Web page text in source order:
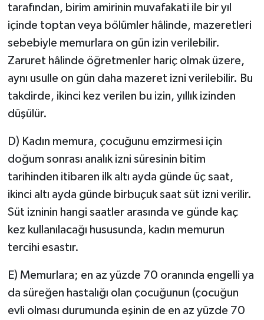
tarafından, birim amirinin muvafakati ile bir yıl
içinde toptan veya bölümler hâlinde, mazeretleri
sebebiyle memurlara on gün izin verilebilir.
Zaruret hâlinde öğretmenler hariç olmak üzere,
aynı usulle on gün daha mazeret izni verilebilir. Bu
takdirde, ikinci kez verilen bu izin, yıllık izinden
düşülür.
D) Kadın memura, çocuğunu emzirmesi için
doğum sonrası analık izni süresinin bitim
tarihinden itibaren ilk altı ayda günde üç saat,
ikinci altı ayda günde birbuçuk saat süt izni verilir.
Süt izninin hangi saatler arasında ve günde kaç
kez kullanılacağı hususunda, kadın memurun
tercihi esastır.
E) Memurlara; en az yüzde 70 oranında engelli ya
da süreğen hastalığı olan çocuğunun (çocuğun
evli olması durumunda eşinin de en az yüzde 70